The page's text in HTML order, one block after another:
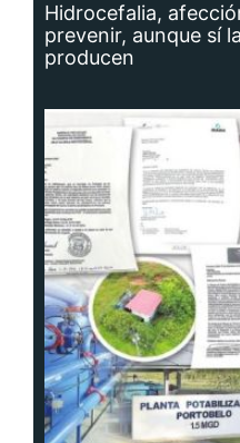
Hidrocefalia,
prevenir, aunque sí
producen